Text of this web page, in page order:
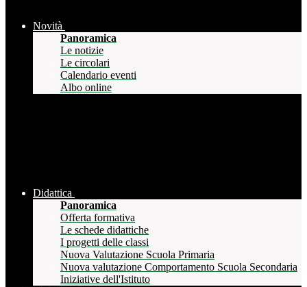
Novità
Panoramica
Le notizie
Le circolari
Calendario eventi
Albo online
Didattica
Panoramica
Offerta formativa
Le schede didattiche
I progetti delle classi
Nuova Valutazione Scuola Primaria
Nuova valutazione Comportamento Scuola Secondaria
Iniziative dell'Istituto